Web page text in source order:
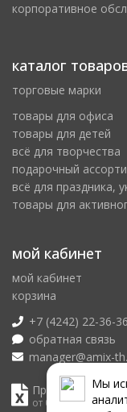
Мы
корпоративное
каталог
торговые марки
товары для офиса
товары для детей
всё для творчества
подарочный
всё для праздника,
товары для
мой кабинет
мой кабинет
корзина
+7 (4242) 22-36-36
обратная связь
manager@amix-
Прайс лист
от 06.08.2026